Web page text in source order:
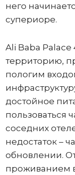
него
супериоре.
Ali Baba
территорию,
пологим
достойное
пользоваться
соседних
недостаток –
обновлении.
проживанием